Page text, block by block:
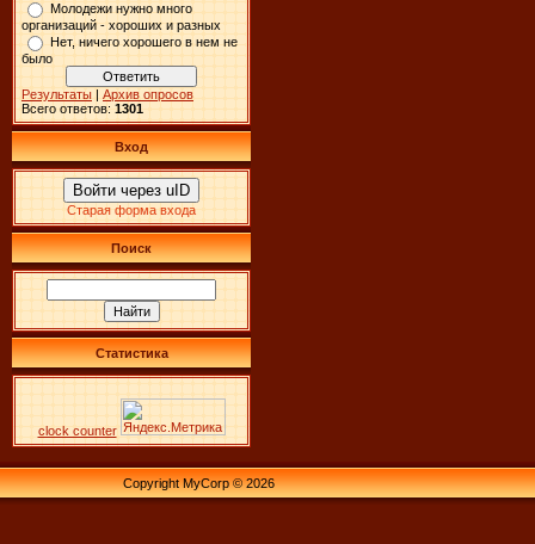
Молодежи нужно много
организаций - хороших и разных
Нет, ничего хорошего в нем не
было
Результаты | Архив опросов
Всего ответов: 1301
Вход
Войти через uID
Старая форма входа
Поиск
Статистика
clock counter
Copyright MyCorp © 2026